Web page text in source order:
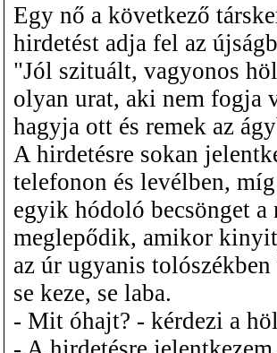
Egy nő a következő
hirdetést adja fel az
"Jól szituált, vagyonos
olyan urat, aki nem fogja
hagyja ott és remek az
A hirdetésre sokan
telefonon és levélben,
egyik hódoló becsönget a
meglepődik, amikor
az úr ugyanis
se keze, se laba.
- Mit óhajt? - kérdezi a